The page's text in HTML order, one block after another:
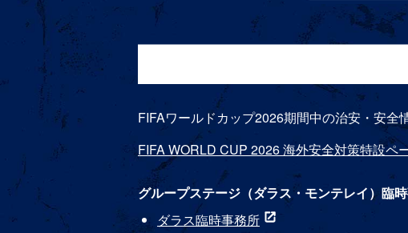
FIFAワールドカップ2026期間中の治安・安
FIFA WORLD CUP 2026 海外安全対策特設ペ
グループステージ（ダラス・モンテレイ）臨
ダラス臨時事務所 別ウィンドウで開く